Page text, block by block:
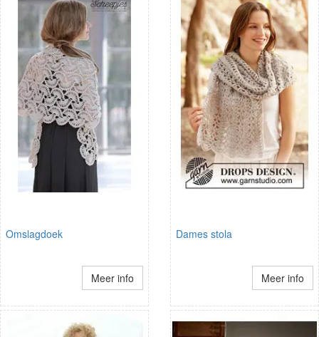
Omslagdoek
Meer info
Dames stola
Meer info